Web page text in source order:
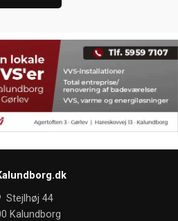
Stejlhøj 44
Kalundborg